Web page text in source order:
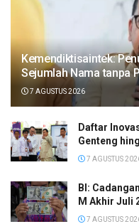
Kemendiktisaintek:
Sejumlah Nama tanpa
7 AGUSTUS 2026
Daftar
Genteng
7 AGUSTUS
BI:
M Akhir Juli
7 AGUSTUS